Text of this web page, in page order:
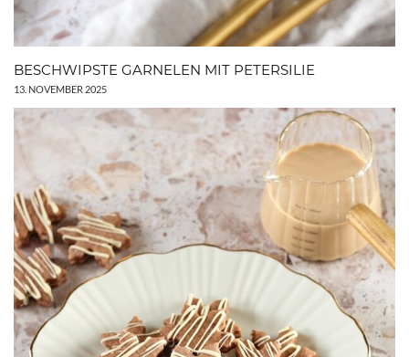
BESCHWIPSTE GARNELEN MIT PETERSILIE
13. NOVEMBER 2025